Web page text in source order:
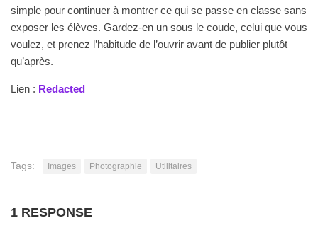
simple pour continuer à montrer ce qui se passe en classe sans
exposer les élèves. Gardez-en un sous le coude, celui que vous
voulez, et prenez l’habitude de l’ouvrir avant de publier plutôt
qu’après.
Lien : Redacted
Tags: Images Photographie Utilitaires
1 RESPONSE